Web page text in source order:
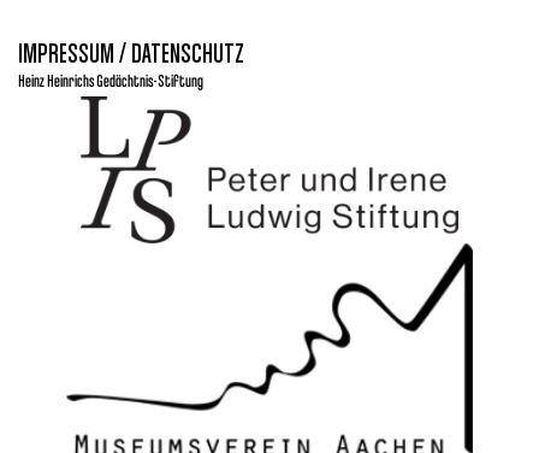
IMPRESSUM / DATENSCHUTZ
Heinz Heinrichs Gedächtnis-Stiftung